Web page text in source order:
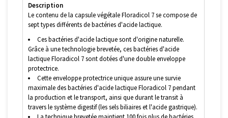
Description
Le contenu de la capsule végétale Floradicol 7 se compose de
sept types différents de bactéries d'acide lactique.
Ces bactéries d'acide lactique sont d'origine naturelle.
Grâce à une technologie brevetée, ces bactéries d'acide
lactique Floradicol 7 sont dotées d'une double enveloppe
protectrice.
Cette enveloppe protectrice unique assure une survie
maximale des bactéries d'acide lactique Floradicol 7 pendant
la production et le transport, ainsi que durant le transit à
travers le système digestif (les sels biliaires et l'acide gastrique).